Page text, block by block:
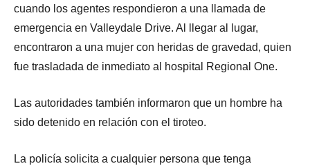
cuando los agentes respondieron a una llamada de
emergencia en Valleydale Drive. Al llegar al lugar,
encontraron a una mujer con heridas de gravedad, quien
fue trasladada de inmediato al hospital Regional One.
Las autoridades también informaron que un hombre ha
sido detenido en relación con el tiroteo.
La policía solicita a cualquier persona que tenga